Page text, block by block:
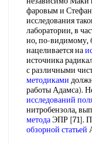
фаровым и
исследования
лаборатории, в
но, по-видимому,
нацеливается на
источника
с различными
методиками
работы Адамса).
исследований
нитробензола,
методаЭПР [71].
обзорной статьей